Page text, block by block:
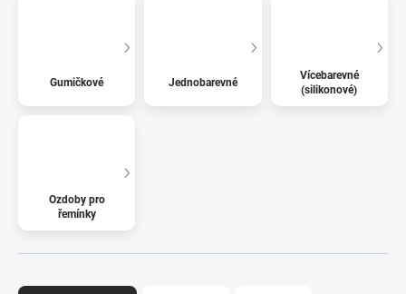
Gumičkové Jednobarevné
Vícebarevné
(silikonové)
Ozdoby pro
řemínky
Řazení produktů